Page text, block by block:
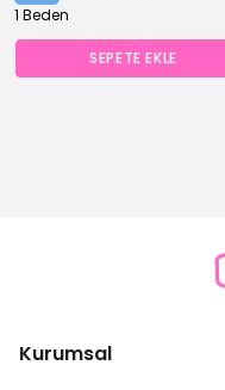
1 Beden
SEPETE EKLE
Kurumsal